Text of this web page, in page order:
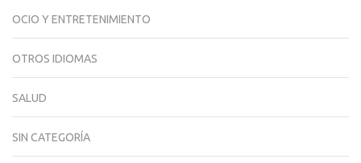
OCIO Y ENTRETENIMIENTO
OTROS IDIOMAS
SALUD
SIN CATEGORÍA